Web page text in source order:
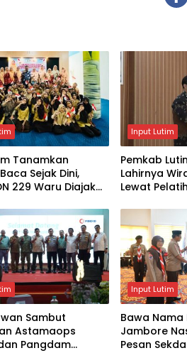
Tanamkan
Sejak Dini,
229 Waru Diajak
Input Lutim
Pemkab
Lahirnya
Lewat
Sambut
Astamaops
Pangdam
Input Lutim
Bawa Nama
Jambore
Pesan